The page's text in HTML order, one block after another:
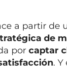
a partir de
de
por captar
. Y